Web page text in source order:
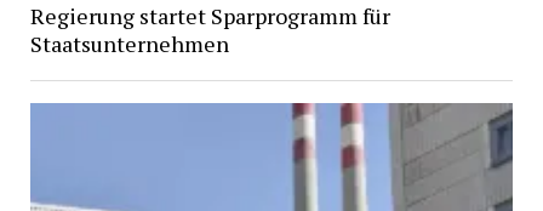
Regierung startet Sparprogramm für
Staatsunternehmen